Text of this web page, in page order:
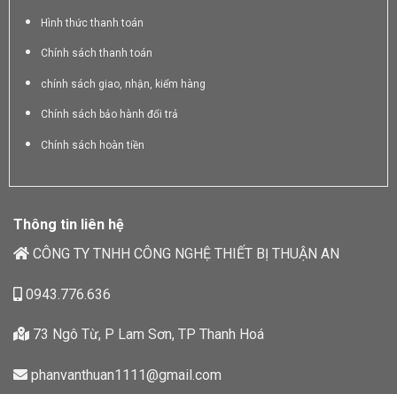
Hình thức thanh toán
Chính sách thanh toán
chính sách giao, nhận, kiểm hàng
Chính sách bảo hành đổi trả
Chính sách hoàn tiền
Thông tin liên hệ
CÔNG TY TNHH CÔNG NGHỆ THIẾT BỊ THUẬN AN
0943.776.636
73 Ngô Từ, P Lam Sơn, TP Thanh Hoá
phanvanthuan1111@gmail.com